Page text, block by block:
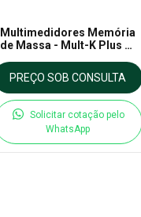
Multimedidores Memória
de Massa - Mult-K Plus -
PREÇO SOB CONSULTA
Solicitar cotação pelo
WhatsApp